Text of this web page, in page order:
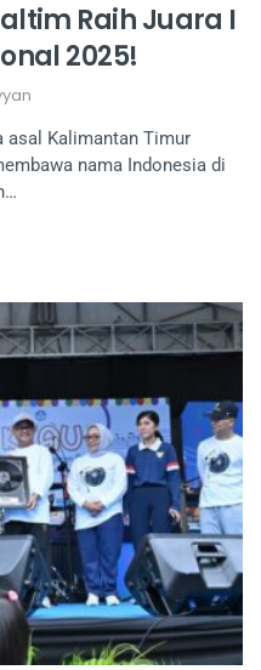
Raih Juara I
2025!
asal Kalimantan Timur
nama Indonesia di